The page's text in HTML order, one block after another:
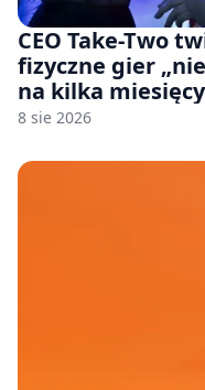
CEO Take-Two
fizyczne gier
na kilka
8 sie 2026